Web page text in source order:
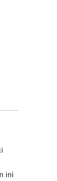
ini